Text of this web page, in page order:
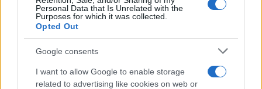
Personal Data that Is Unrelated with the
Purposes for which it was collected.
Opted Out
Google consents
I want to allow Google to enable storage
related to advertising like cookies on web or
μικρομεσαίες
διαδικασίες
Η Chery επενδύει 75 εκατ. δολάρια στην KG Mobility